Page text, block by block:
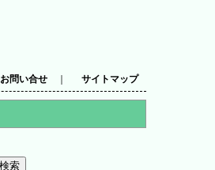
お問い合せ サイトマップ